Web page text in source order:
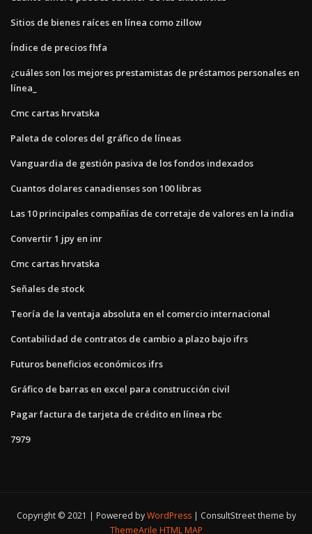
Sitios de bienes raíces en línea como zillow
Índice de precios fhfa
¿cuáles son los mejores prestamistas de préstamos personales en
línea_
Cmc cartas hrvatska
Paleta de colores del gráfico de líneas
Vanguardia de gestión pasiva de los fondos indexados
Cuantos dolares canadienses son 100 libras
Las 10 principales compañías de corretaje de valores en la india
Convertir 1 jpy en inr
Cmc cartas hrvatska
Señales de stock
Teoría de la ventaja absoluta en el comercio internacional
Contabilidad de contratos de cambio a plazo bajo ifrs
Futuros beneficios económicos ifrs
Gráfico de barras en excel para construcción civil
Pagar factura de tarjeta de crédito en línea rbc
7979
Copyright © 2021 | Powered byWordPress
ConsultStreet theme by
ThemeArile HTML MAP